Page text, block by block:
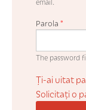
Parola *
The password
Ți-ai uitat
Solicitaţi o